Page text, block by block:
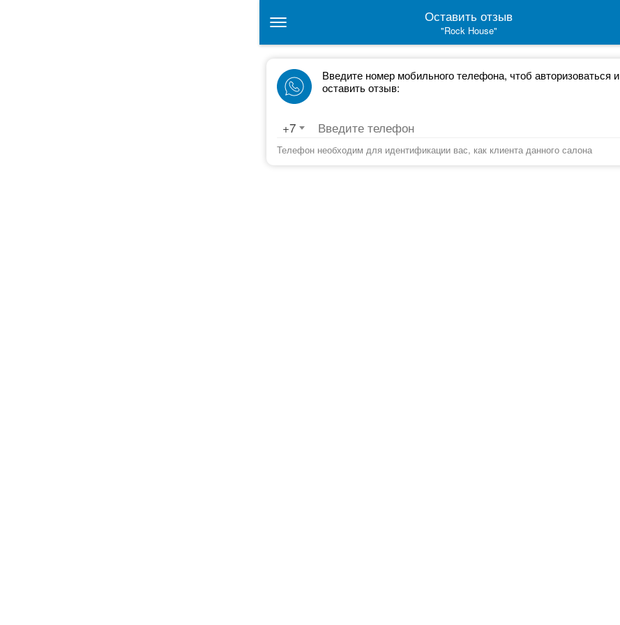
Оставить отзыв
"Rock House"
Введите номер мобильного телефона, чтоб авторизоваться и
оставить отзыв:
+7
Телефон необходим для идентификации вас, как клиента данного салона